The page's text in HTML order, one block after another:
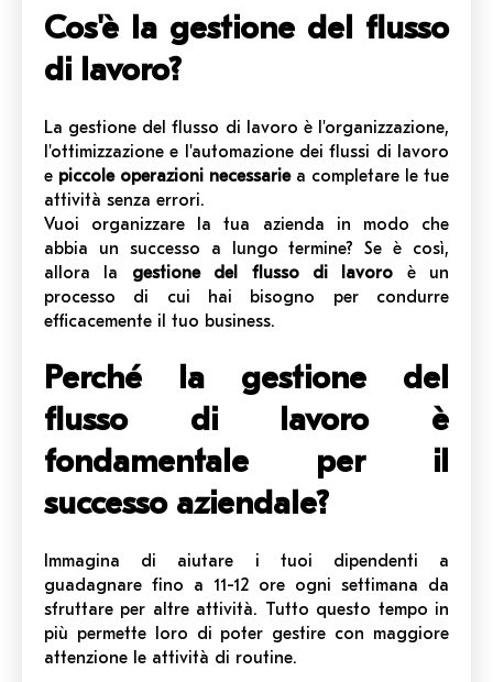
Cos'è la gestione del flusso
di lavoro?
La gestione del flusso di lavoro è l'organizzazione,
l'ottimizzazione e l'automazione dei flussi di lavoro
e piccole operazioni necessariea completare le tue
attività senza errori.
Vuoi organizzare la tua azienda in modo che
abbia un successo a lungo termine? Se è così,
allora la gestione del flusso di lavoro è un
processo di cui hai bisogno per condurre
efficacemente il tuo business.
Perché la gestione del
flusso di lavoro è
fondamentale per il
successo aziendale?
Immagina di aiutare i tuoi dipendenti a
guadagnare fino a 11-12 ore ogni settimana da
sfruttare per altre attività. Tutto questo tempo in
più permette loro di poter gestire con maggiore
attenzione le attività di routine.